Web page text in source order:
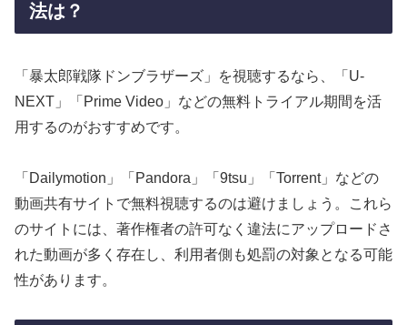
法は？
「暴太郎戦隊ドンブラザーズ」を視聴するなら、「U-
NEXT」「Prime Video」などの無料トライアル期間を活
用するのがおすすめです。
「Dailymotion」「Pandora」「9tsu」「Torrent」などの
動画共有サイトで無料視聴するのは避けましょう。これら
のサイトには、著作権者の許可なく違法にアップロードさ
れた動画が多く存在し、利用者側も処罰の対象となる可能
性があります。